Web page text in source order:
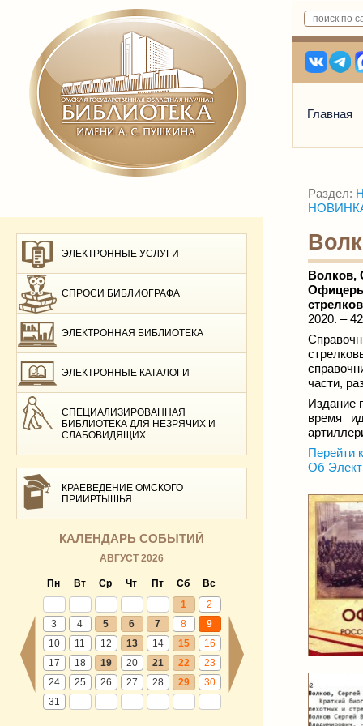
Главная
ЭЛЕКТРОННЫЕ УСЛУГИ
СПРОСИ БИБЛИОГРАФА
ЭЛЕКТРОННАЯ БИБЛИОТЕКА
ЭЛЕКТРОННЫЕ КАТАЛОГИ
СПЕЦИАЛИЗИРОВАННАЯ
БИБЛИОТЕКА ДЛЯ НЕЗРЯЧИХ И
СЛАБОВИДЯЩИХ
КРАЕВЕДЕНИЕ ОМСКОГО
ПРИИРТЫШЬЯ
КАЛЕНДАРЬ СОБЫТИЙ
АВГУСТ 2026
Пн Вт Ср Чт Пт Сб
Вс
1
2
3
4 5 6 7 8
9
10
11 12 13 14 15
16
17
18 19 20 21 22
23
24
25 26 27 28 29
30
31
Раздел:
Волков,
Офицеры
2020. –
части,
Издание
время
Перейти
Об